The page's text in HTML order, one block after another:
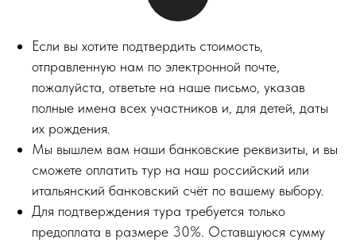
Если вы хотите подтвердить стоимость,
отправленную нам по электронной почте,
пожалуйста, ответьте на наше письмо, указав
полные имена всех участников и, для детей, даты
их рождения.
Мы вышлем вам наши банковские реквизиты, и вы
сможете оплатить тур на наш российский или
итальянский банковский счёт по вашему выбору.
Для подтверждения тура требуется только
предоплата в размере 30%. Оставшуюся сумму